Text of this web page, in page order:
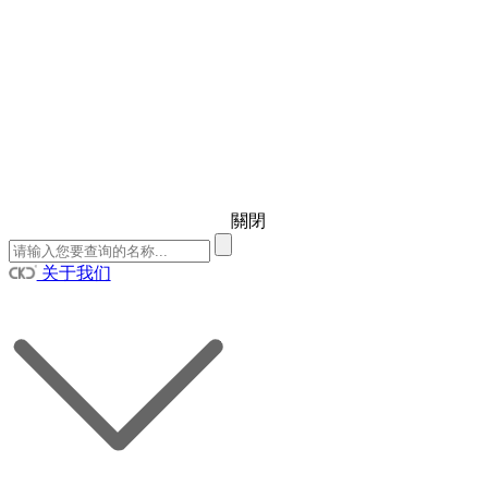
關閉
关于我们